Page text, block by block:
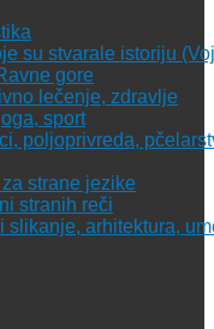
su stvarale istoriju
gore
lečenje, zdravlje
sport
poljoprivreda,
strane jezike
stranih reči
slikanje, arhitektura,